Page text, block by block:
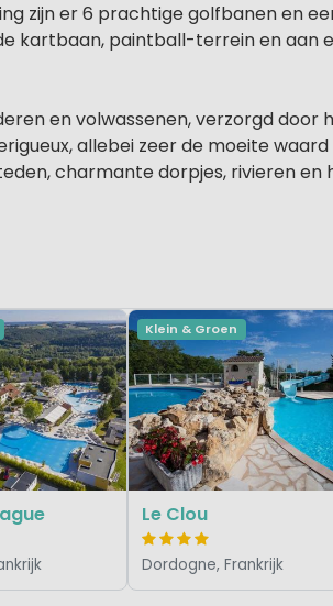
zijn er 6 prachtige golfbanen en
kartbaan, paintball-terrein en aan
en volwassenen, verzorgd door
allebei zeer de moeite
charmante dorpjes, rivieren en
Klein & Groen
Le Clou
Dordogne, Frankrijk